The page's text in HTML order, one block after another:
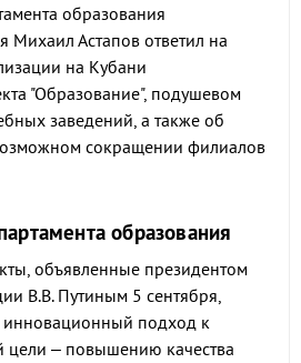
образования
Михаил Астапов ответил на
на Кубани
"Образование", подушевом
заведений, а также об
сокращении филиалов
образования
объявленные президентом
В.В. Путиным 5 сентября,
инновационный подход к
цели – повышению качества